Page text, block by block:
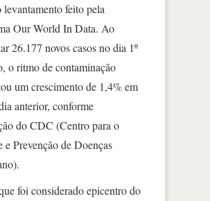
levantamento feito pela
Our World In Data. Ao
26.177 novos casos no dia 1º
o ritmo de contaminação
um crescimento de 1,4% em
anterior, conforme
do CDC (Centro para o
e Prevenção de Doenças
foi considerado epicentro do